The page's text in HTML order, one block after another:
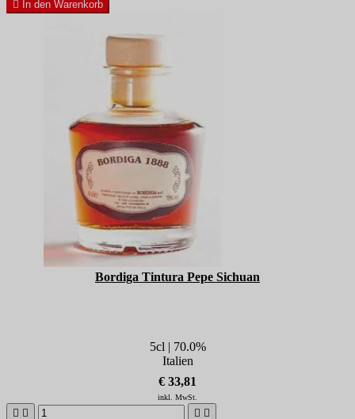

In den Warenkorb
Bordiga Tintura Pepe Sichuan
5cl | 70.0%
Italien
€ 33,81
inkl. MwSt.
   